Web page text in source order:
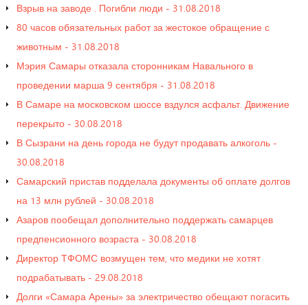
Взрыв на заводе . Погибли люди - 31.08.2018
80 часов обязательных работ за жестокое обращение с
животным - 31.08.2018
Мэрия Самары отказала сторонникам Навального в
проведении марша 9 сентября - 31.08.2018
В Самаре на московском шоссе вздулся асфальт. Движение
перекрыто - 30.08.2018
В Сызрани на день города не будут продавать алкоголь -
30.08.2018
Самарский пристав подделала документы об оплате долгов
на 13 млн рублей - 30.08.2018
Азаров пообещал дополнительно поддержать самарцев
предпенсионного возраста - 30.08.2018
Директор ТФОМС возмущен тем, что медики не хотят
подрабатывать - 29.08.2018
Долги «Самара Арены» за электричество обещают погасить